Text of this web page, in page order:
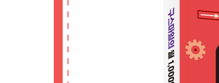
조회수 대비 수익성이 큰 주제로 영상을 만들자
LESSON 04 여러분의 사업에 도움이 되는 유튜브
사업체들이 유튜브를 하는 이유
오프라인 매장용 유튜브 채널 주제와 예시
온라인 사업용 유튜브 채널 주제와 예시
사업체 유튜브 채널 운영 팁